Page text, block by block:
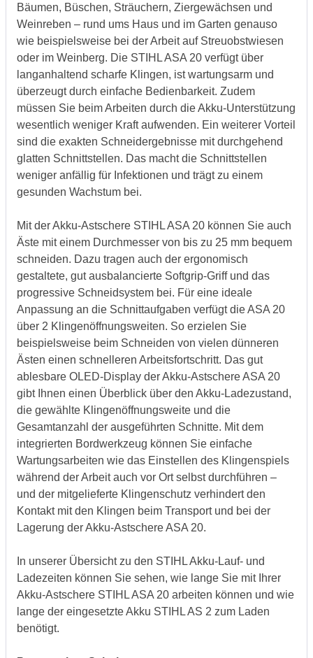
Bäumen, Büschen, Sträuchern, Ziergewächsen und
Weinreben – rund ums Haus und im Garten genauso
wie beispielsweise bei der Arbeit auf Streuobstwiesen
oder im Weinberg. Die STIHL ASA 20 verfügt über
langanhaltend scharfe Klingen, ist wartungsarm und
überzeugt durch einfache Bedienbarkeit. Zudem
müssen Sie beim Arbeiten durch die Akku-Unterstützung
wesentlich weniger Kraft aufwenden. Ein weiterer Vorteil
sind die exakten Schneidergebnisse mit durchgehend
glatten Schnittstellen. Das macht die Schnittstellen
weniger anfällig für Infektionen und trägt zu einem
gesunden Wachstum bei.
Mit der Akku-Astschere STIHL ASA 20 können Sie auch
Äste mit einem Durchmesser von bis zu 25 mm bequem
schneiden. Dazu tragen auch der ergonomisch
gestaltete, gut ausbalancierte Softgrip-Griff und das
progressive Schneidsystem bei. Für eine ideale
Anpassung an die Schnittaufgaben verfügt die ASA 20
über 2 Klingenöffnungsweiten. So erzielen Sie
beispielsweise beim Schneiden von vielen dünneren
Ästen einen schnelleren Arbeitsfortschritt. Das gut
ablesbare OLED-Display der Akku-Astschere ASA 20
gibt Ihnen einen Überblick über den Akku-Ladezustand,
die gewählte Klingenöffnungsweite und die
Gesamtanzahl der ausgeführten Schnitte. Mit dem
integrierten Bordwerkzeug können Sie einfache
Wartungsarbeiten wie das Einstellen des Klingenspiels
während der Arbeit auch vor Ort selbst durchführen –
und der mitgelieferte Klingenschutz verhindert den
Kontakt mit den Klingen beim Transport und bei der
Lagerung der Akku-Astschere ASA 20.
In unserer Übersicht zu den STIHL Akku-Lauf- und
Ladezeiten können Sie sehen, wie lange Sie mit Ihrer
Akku-Astschere STIHL ASA 20 arbeiten können und wie
lange der eingesetzte Akku STIHL AS 2 zum Laden
benötigt.